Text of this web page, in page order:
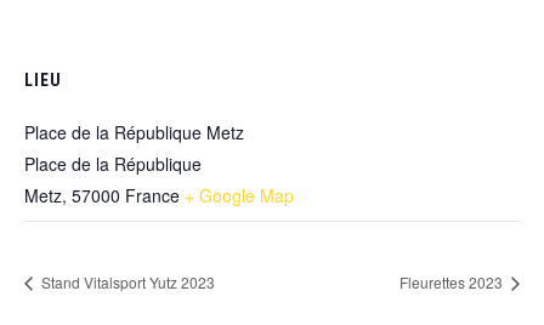
LIEU
Place de la République Metz
Place de la République
Metz, 57000 France + Google Map
Stand Vitalsport Yutz 2023 Fleurettes 2023